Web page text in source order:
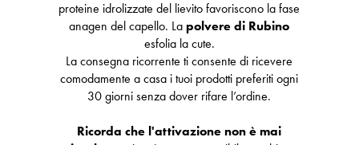
proteine idrolizzate del lievito favoriscono la fase
anagen del capello. Lapolvere di Rubino
esfolia la cute.
La consegna ricorrente ti consente di ricevere
comodamente a casa i tuoi prodotti preferiti ogni
30 giorni senza dover rifare l’ordine.
Ricorda che l'attivazione non è mai